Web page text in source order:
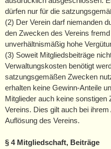
dürfen nur für die
(2) Der Verein darf niemanden
den Zwecken des Vereins
unverhältnismäßig hohe
(3) Soweit Mitgliedsbeiträge
Verwaltungskosten benötigt
satzungsgemäßen Zwecken
erhalten keine Gewinn-Anteile
Mitglieder auch keine sonstigen
Vereins. Dies gilt auch bei
Auflösung des Vereins.
§ 4 Mitgliedschaft, Beiträge